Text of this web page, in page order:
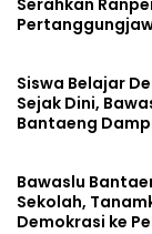
Siswa Belajar
Sejak Dini,
Bantaeng
Bawaslu
Sekolah,
Demokrasi ke